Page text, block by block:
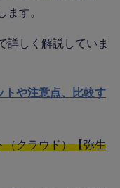
ます。
詳しく解説していま
トや注意点、比較す
（クラウド）【弥生